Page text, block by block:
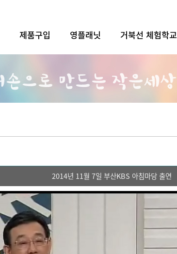
제품구입 영플래닛 거북선 체험학교
2014년 11월 7일 부산KBS 아침마당 출연